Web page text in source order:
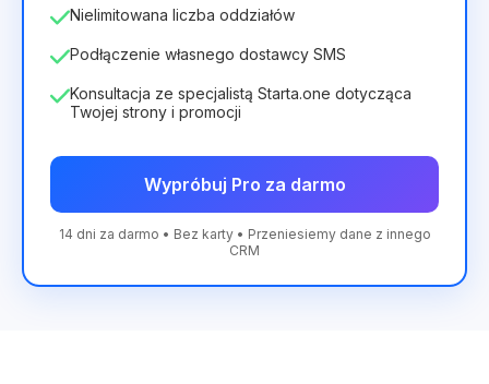
Nielimitowana liczba oddziałów
Podłączenie własnego dostawcy SMS
Konsultacja ze specjalistą Starta.one dotycząca
Twojej strony i promocji
Wypróbuj Pro za darmo
14 dni za darmo • Bez karty • Przeniesiemy dane z innego
CRM